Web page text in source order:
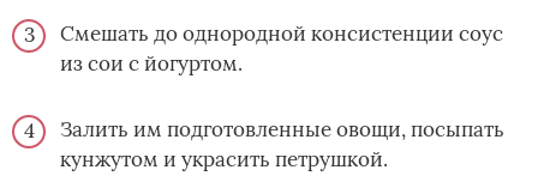
Смешать до однородной консистенции соус
из сои с йогуртом.
Залить им подготовленные овощи, посыпать
кунжутом и украсить петрушкой.